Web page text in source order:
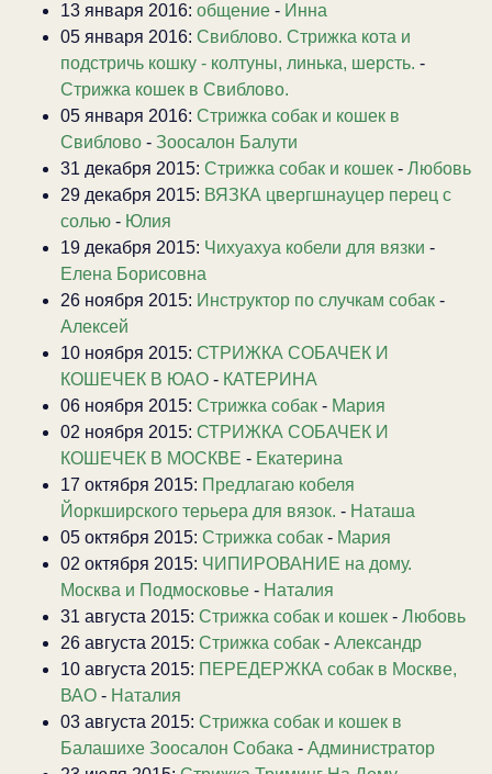
13 января 2016: общение - Инна
05 января 2016: Свиблово. Стрижка кота и
подстричь кошку - колтуны, линька, шерсть. -
Стрижка кошек в Свиблово.
05 января 2016: Стрижка собак и кошек в
Свиблово - Зоосалон Балути
31 декабря 2015: Стрижка собак и кошек - Любовь
29 декабря 2015: ВЯЗКА цвергшнауцер перец с
солью - Юлия
19 декабря 2015: Чихуахуа кобели для вязки -
Елена Борисовна
26 ноября 2015: Инструктор по случкам собак -
Алексей
10 ноября 2015: СТРИЖКА СОБАЧЕК И
КОШЕЧЕК В ЮАО - КАТЕРИНА
06 ноября 2015: Стрижка собак - Мария
02 ноября 2015: СТРИЖКА СОБАЧЕК И
КОШЕЧЕК В МОСКВЕ - Екатерина
17 октября 2015: Предлагаю кобеля
Йоркширского терьера для вязок. - Наташа
05 октября 2015: Стрижка собак - Мария
02 октября 2015: ЧИПИРОВАНИЕ на дому.
Москва и Подмосковье - Наталия
31 августа 2015: Стрижка собак и кошек - Любовь
26 августа 2015: Стрижка собак - Александр
10 августа 2015: ПЕРЕДЕРЖКА собак в Москве,
ВАО - Наталия
03 августа 2015: Стрижка собак и кошек в
Балашихе Зоосалон Собака - Администратор